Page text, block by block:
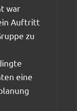
war
Auftritt
zu
eine